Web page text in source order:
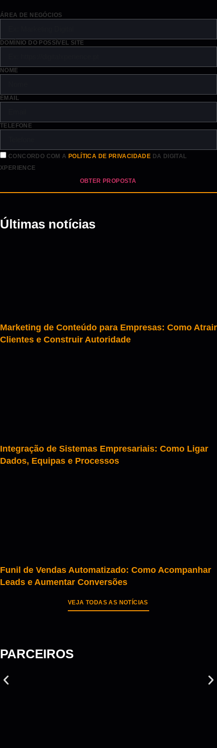
ÁREA DE NEGÓCIOS
DOMÍNIO DO POSSÍVEL SITE
NOME
EMAIL
TELEFONE
CONCORDO COM APOLÍTICA DE PRIVACIDADE DA DIGITAL
XPERIENCE
OBTER PROPOSTA
Últimas notícias
Marketing de Conteúdo para Empresas: Como Atrair
Clientes e Construir Autoridade
Integração de Sistemas Empresariais: Como Ligar
Dados, Equipas e Processos
Funil de Vendas Automatizado: Como Acompanhar
Leads e Aumentar Conversões
VEJA TODAS AS NOTÍCIAS
PARCEIROS